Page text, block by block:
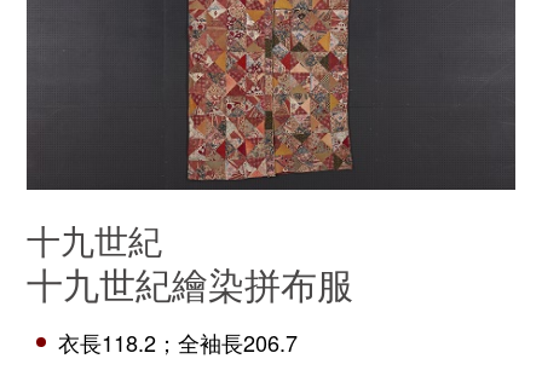
十九世紀
十九世紀繪染拼布服
衣長118.2；全袖長206.7